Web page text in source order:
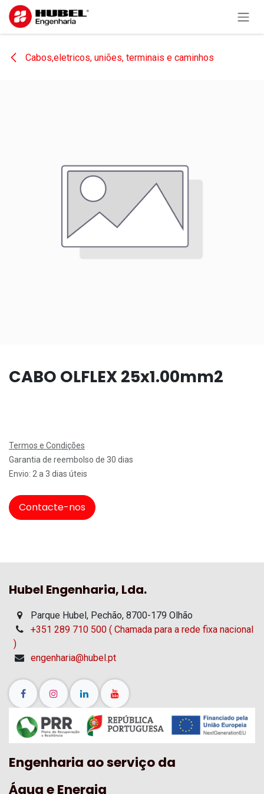
Pular para o conteúdo
Cabos,eletricos, uniões, terminais e caminhos
CABO OLFLEX 25x1.00mm2
Termos e Condições
Garantia de reembolso de 30 dias
Envio: 2 a 3 dias úteis
Contacte-nos
Hubel Engenharia, Lda.
Parque Hubel, Pechão, 8700-179 Olhão
+351 289 710 500 ( Chamada para a rede fixa nacional
)
engenharia@hubel.pt
Engenharia ao serviço da
Água e Energia